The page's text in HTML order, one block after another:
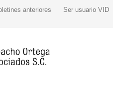
anteriores Ser usuario VID